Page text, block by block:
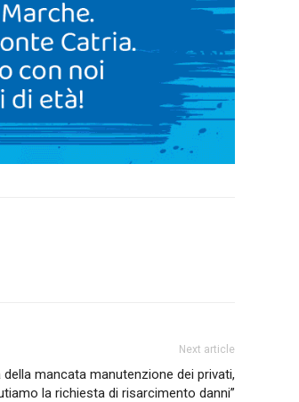
Next article
mancata manutenzione dei privati,
la richiesta di risarcimento danni”